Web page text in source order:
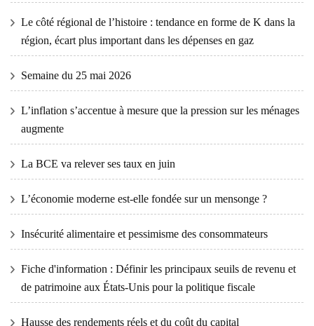
Le côté régional de l’histoire : tendance en forme de K dans la
région, écart plus important dans les dépenses en gaz
Semaine du 25 mai 2026
L’inflation s’accentue à mesure que la pression sur les ménages
augmente
La BCE va relever ses taux en juin
L’économie moderne est-elle fondée sur un mensonge ?
Insécurité alimentaire et pessimisme des consommateurs
Fiche d'information : Définir les principaux seuils de revenu et
de patrimoine aux États-Unis pour la politique fiscale
Hausse des rendements réels et du coût du capital